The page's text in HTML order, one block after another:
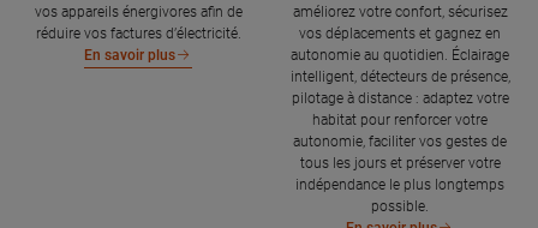
vos appareils énergivores afin de
réduire vos factures d’électricité.
En savoir plus
améliorez votre confort, sécurisez
vos déplacements et gagnez en
autonomie au quotidien. Éclairage
intelligent, détecteurs de présence,
pilotage à distance : adaptez votre
habitat pour renforcer votre
autonomie, faciliter vos gestes de
tous les jours et préserver votre
indépendance le plus longtemps
possible.